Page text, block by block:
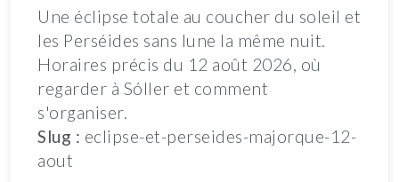
Une éclipse totale au coucher du soleil et
les Perséides sans lune la même nuit.
Horaires précis du 12 août 2026, où
regarder à Sóller et comment
s'organiser.
Slug : eclipse-et-perseides-majorque-12-
aout